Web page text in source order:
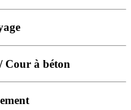
Cour à béton